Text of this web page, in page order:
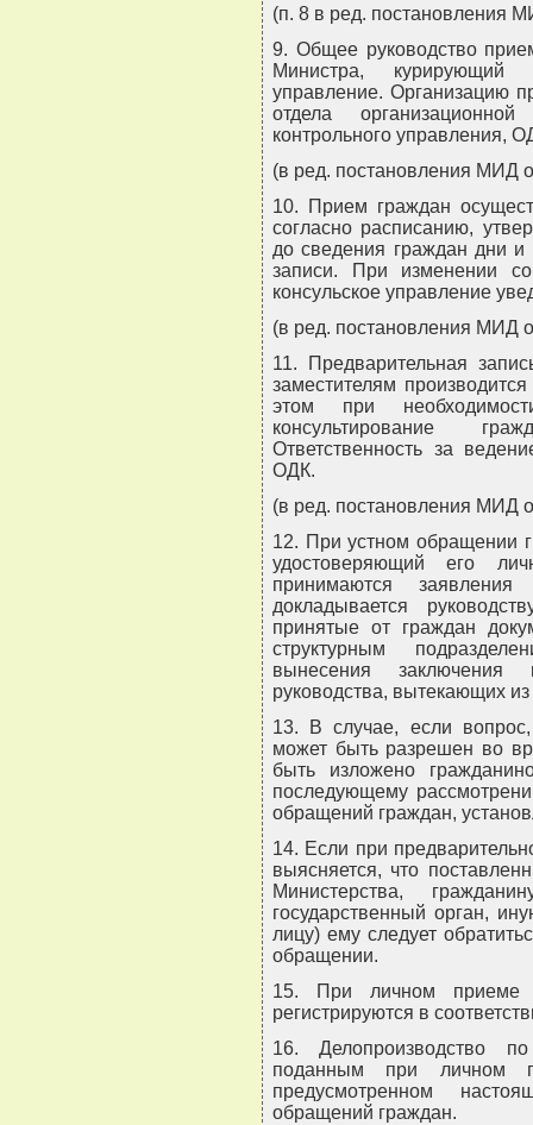
(п. 8 в ред. постановления
9. Общее руководство
Министра, курирующий
управление. Организацию
отдела
контрольного управления,
(в ред. постановления МИД
10. Прием граждан
согласно расписанию,
до сведения граждан дни и
записи. При изменении
консульское управление
(в ред. постановления МИД
11. Предварительная
заместителям
этом при
консультирование
Ответственность за
ОДК.
(в ред. постановления МИД
12. При устном обращении
удостоверяющий его
принимаются
докладывается
принятые от граждан
структурным
вынесения заключения
руководства, вытекающих
13. В случае, если
может быть разрешен во
быть изложено
последующему
обращений граждан,
14. Если при
выясняется, что
Министерства,
государственный орган,
лицу) ему следует
обращении.
15. При личном приеме
регистрируются в
16. Делопроизводство
поданным при личном
предусмотренном
обращений граждан.